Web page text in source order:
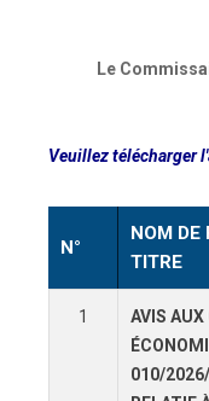
Le
Veuillez télécharger
N°
NOM DE
TITRE
1
AVIS AUX
010/